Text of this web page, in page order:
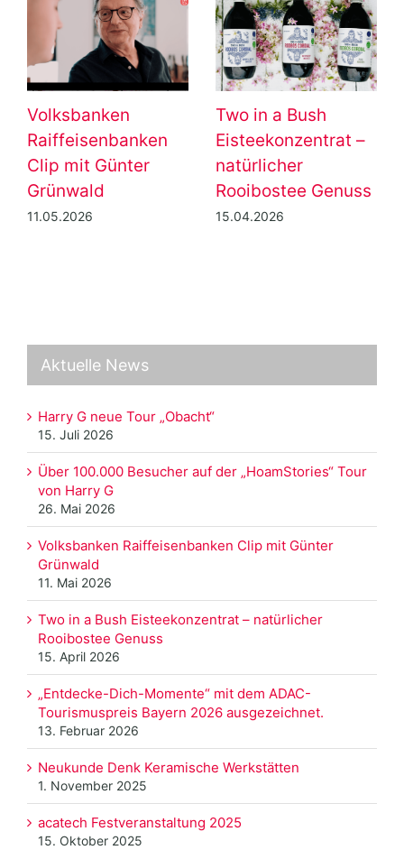
Volksbanken
Raiffeisenbanken
Clip mit Günter
Grünwald
11.05.2026
Two in a Bush
Eisteekonzentrat –
natürlicher
Rooibostee Genuss
15.04.2026
Aktuelle News
Harry G neue Tour „Obacht“
15. Juli 2026
Über 100.000 Besucher auf der „HoamStories“ Tour
von Harry G
26. Mai 2026
Volksbanken Raiffeisenbanken Clip mit Günter
Grünwald
11. Mai 2026
Two in a Bush Eisteekonzentrat – natürlicher
Rooibostee Genuss
15. April 2026
„Entdecke-Dich-Momente“ mit dem ADAC-
Tourismuspreis Bayern 2026 ausgezeichnet.
13. Februar 2026
Neukunde Denk Keramische Werkstätten
1. November 2025
acatech Festveranstaltung 2025
15. Oktober 2025